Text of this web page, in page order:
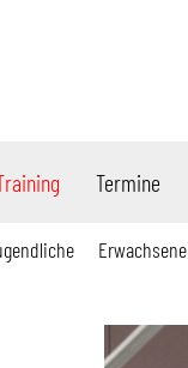
Termine
Erwachsene